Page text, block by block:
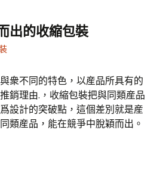
出的收縮包裝
衆不同的特色，以産品所具有的
銷理由.，收縮包裝把與同類産品
設計的突破點，這個差別就是産
類産品，能在競爭中脫穎而出。